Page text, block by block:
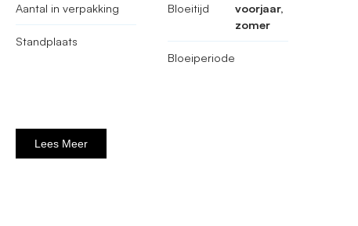
Aantal in verpakking
Standplaats
Bloeitijd
voorjaar,
zomer
Bloeiperiode
Lees Meer